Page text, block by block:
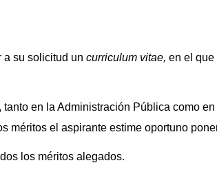
a su solicitud un curriculum vitae, en el que
en la Administración Pública como
méritos el aspirante estime oportuno
los méritos alegados.